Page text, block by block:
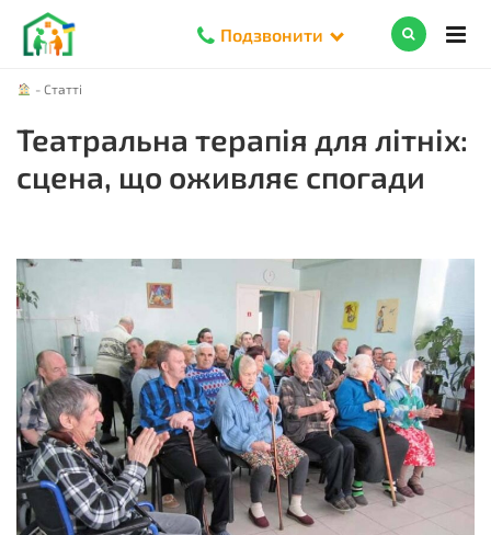
Подзвонити
- Статті
Театральна терапія для літніх:
сцена, що оживляє спогади